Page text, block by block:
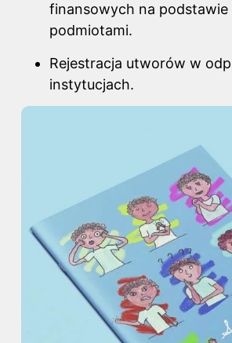
finansowych na podstawie
podmiotami.
Rejestracja utworów w
instytucjach.